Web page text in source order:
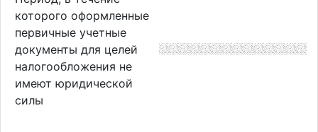
которого оформленные
первичные учетные
документы для целей
налогообложения не
имеют юридической
силы